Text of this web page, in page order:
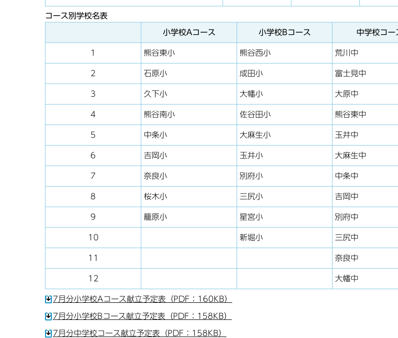
コース別学校名表
小学校Aコース 小学校Bコース 中学校コー
1 熊谷東小 熊谷西小 荒川中
2 石原小 成田小 富士見中
3 久下小 大幡小 大原中
4 熊谷南小 佐谷田小 熊谷東中
5 中条小 大麻生小 玉井中
6 吉岡小 玉井小 大麻生中
7 奈良小 別府小 中条中
8 桜木小 三尻小 吉岡中
9 籠原小 星宮小 別府中
10 新堀小 三尻中
11 奈良中
12 大幡中
7月分小学校Aコース献立予定表（PDF：160KB）
7月分小学校Bコース献立予定表（PDF：158KB）
7月分中学校コース献立予定表（PDF：158KB）